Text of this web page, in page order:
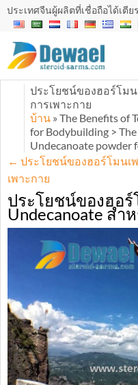
ประเทศจีนผู้ผลิตที่เชื่อถือได้เตีย
ประโยชน์ของฮอร์โมน
การเพาะกาย
บ้าน » The Benefits of
for Bodybuilding >
Undecanoate powder
← ประโยชน์ของฮอร์โมนเ
เพาะกาย
ประโยชน์ของฮอร์
Undecanoate สำ